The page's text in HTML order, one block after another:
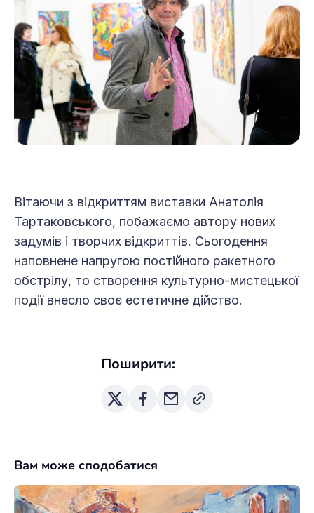
Вітаючи з відкриттям виставки Анатолія
Тартаковського, побажаємо автору нових
задумів і творчих відкриттів. Сьогодення
наповнене напругою постійного ракетного
обстрілу, то створення культурно-мистецької
події внесло своє естетичне дійство.
Поширити:
Вам може сподобатися